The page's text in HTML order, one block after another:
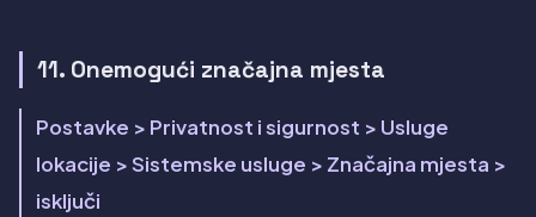
11. Onemogući značajna mjesta
Postavke > Privatnost i sigurnost > Usluge
lokacije > Sistemske usluge > Značajna mjesta >
isključi